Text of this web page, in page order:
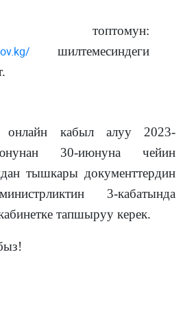
топтомун:
шилтемесиндеги
онлайн кабыл алуу 2023-
30-июнуна чейин
тышкары документтердин
3-кабатында
тапшыруу керек.